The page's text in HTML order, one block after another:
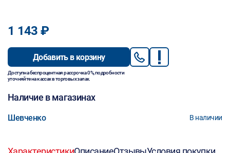
1 143 ₽
Добавить в корзину
Доступна беспроцентная рассрочка 0%, подробности
уточняйте на кассах в торговых залах.
Наличие в магазинах
Шевченко В наличии